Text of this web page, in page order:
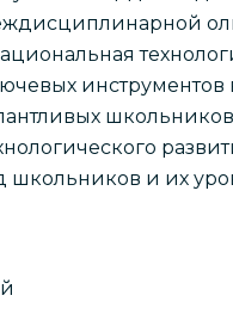
школьников и их